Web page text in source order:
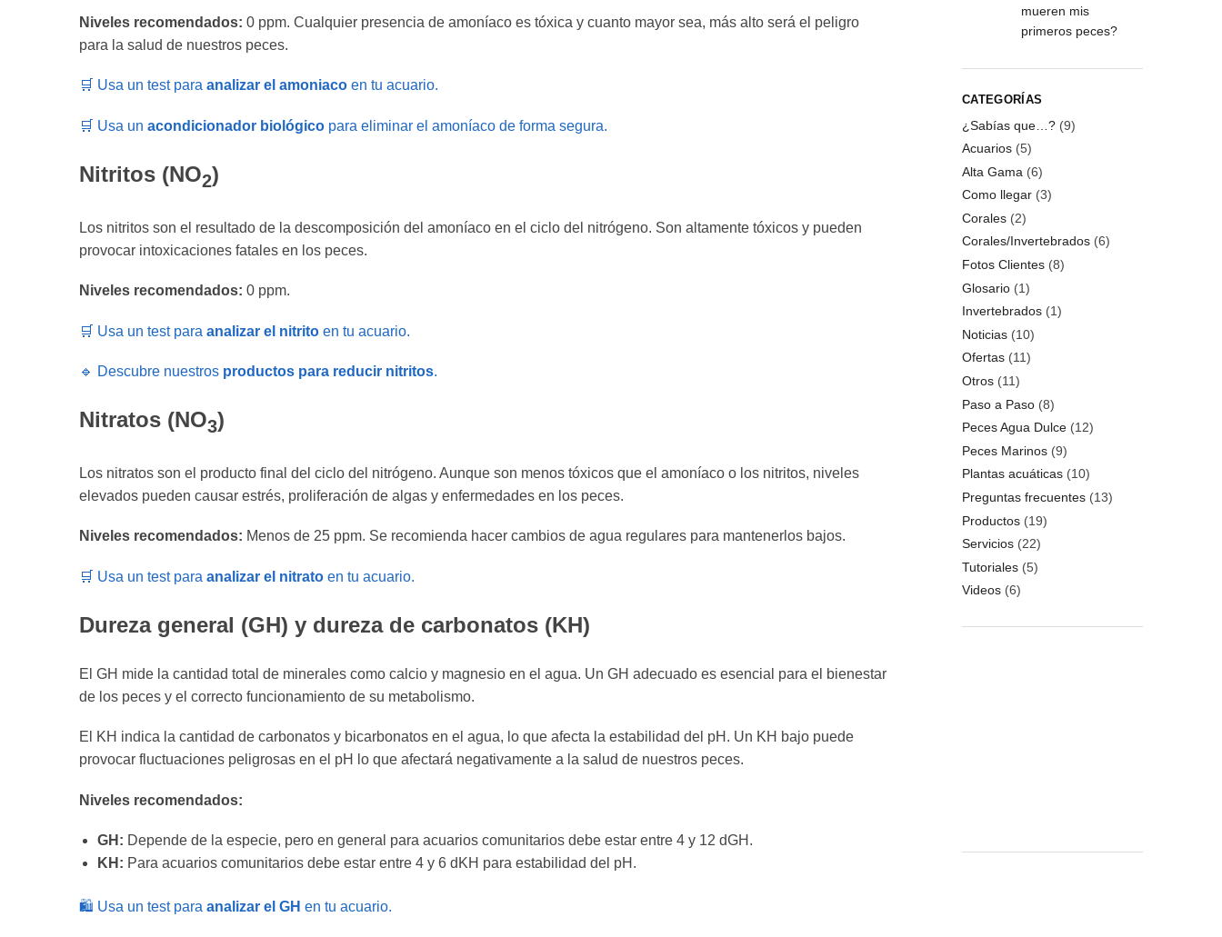
Niveles recomendados: 0 ppm. Cualquier presencia de amoníaco es tóxica y cuanto mayor sea, más alto será el peligro
para la salud de nuestros peces.
🛒 Usa un test para analizar el amoniaco en tu acuario.
🛒 Usa un acondicionador biológico para eliminar el amoníaco de forma segura.
Nitritos (NO2)
Los nitritos son el resultado de la descomposición del amoníaco en el ciclo del nitrógeno. Son altamente tóxicos y pueden
provocar intoxicaciones fatales en los peces.
Niveles recomendados: 0 ppm.
🛒 Usa un test para analizar el nitrito en tu acuario.
🔹 Descubre nuestros productos para reducir nitritos.
Nitratos (NO3)
Los nitratos son el producto final del ciclo del nitrógeno. Aunque son menos tóxicos que el amoníaco o los nitritos, niveles
elevados pueden causar estrés, proliferación de algas y enfermedades en los peces.
Niveles recomendados: Menos de 25 ppm. Se recomienda hacer cambios de agua regulares para mantenerlos bajos.
🛒 Usa un test para analizar el nitrato en tu acuario.
Dureza general (GH) y dureza de carbonatos (KH)
El GH mide la cantidad total de minerales como calcio y magnesio en el agua. Un GH adecuado es esencial para el bienestar
de los peces y el correcto funcionamiento de su metabolismo.
El KH indica la cantidad de carbonatos y bicarbonatos en el agua, lo que afecta la estabilidad del pH. Un KH bajo puede
provocar fluctuaciones peligrosas en el pH lo que afectará negativamente a la salud de nuestros peces.
Niveles recomendados:
GH: Depende de la especie, pero en general para acuarios comunitarios debe estar entre 4 y 12 dGH.
KH: Para acuarios comunitarios debe estar entre 4 y 6 dKH para estabilidad del pH.
🛍️ Usa un test para analizar el GH en tu acuario.
mueren mis
primeros peces?
CATEGORÍAS
¿Sabías que…? (9)
Acuarios (5)
Alta Gama (6)
Como llegar (3)
Corales (2)
Corales/Invertebrados (6)
Fotos Clientes (8)
Glosario (1)
Invertebrados (1)
Noticias (10)
Ofertas (11)
Otros (11)
Paso a Paso (8)
Peces Agua Dulce (12)
Peces Marinos (9)
Plantas acuáticas (10)
Preguntas frecuentes (13)
Productos (19)
Servicios (22)
Tutoriales (5)
Videos (6)